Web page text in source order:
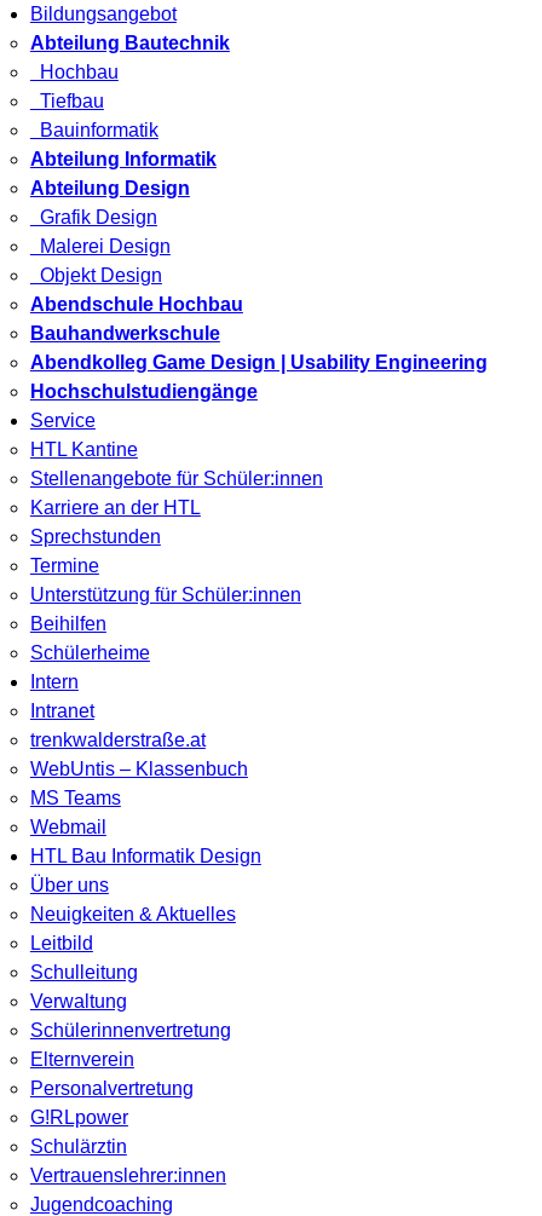
Bildungsangebot
Abteilung Bautechnik
Hochbau
Tiefbau
Bauinformatik
Abteilung Informatik
Abteilung Design
Grafik Design
Malerei Design
Objekt Design
Abendschule Hochbau
Bauhandwerkschule
Abendkolleg Game Design | Usability Engineering
Hochschulstudiengänge
Service
HTL Kantine
Stellenangebote für Schüler:innen
Karriere an der HTL
Sprechstunden
Termine
Unterstützung für Schüler:innen
Beihilfen
Schülerheime
Intern
Intranet
trenkwalderstraße.at
WebUntis – Klassenbuch
MS Teams
Webmail
HTL Bau Informatik Design
Über uns
Neuigkeiten & Aktuelles
Leitbild
Schulleitung
Verwaltung
Schülerinnenvertretung
Elternverein
Personalvertretung
G!RLpower
Schulärztin
Vertrauenslehrer:innen
Jugendcoaching